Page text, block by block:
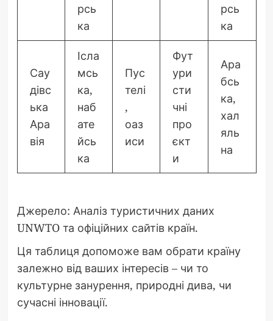
рсь
ка
рсь
ка
Сау
дівс
ька
Ара
вія
Ісла
мсь
ка,
наб
ате
йсь
ка
Пус
телі
,
оаз
иси
Фут
ури
сти
чні
про
єкт
и
Ара
бсь
ка,
хал
яль
на
Джерело: Аналіз туристичних даних
UNWTO та офіційних сайтів країн.
Ця таблиця допоможе вам обрати країну
залежно від ваших інтересів – чи то
культурне занурення, природні дива, чи
сучасні інновації.